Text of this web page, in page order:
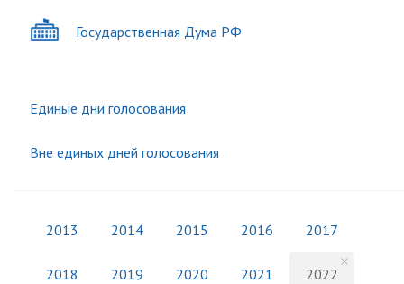
Государственная Дума РФ
Единые дни голосования
Вне единых дней голосования
2013 2014 2015 2016 2017
2018 2019 2020 2021 2022